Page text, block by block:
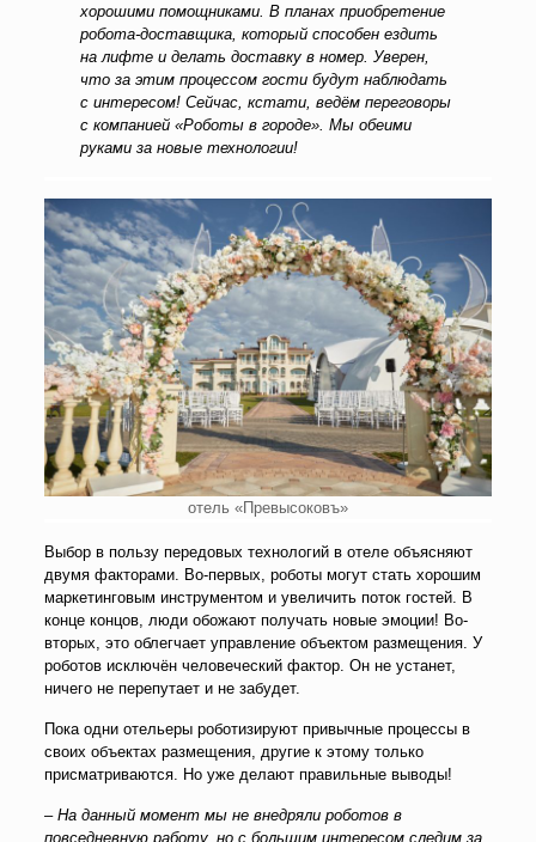
хорошими помощниками. В планах приобретение
робота-доставщика, который способен ездить
на лифте и делать доставку в номер. Уверен,
что за этим процессом гости будут наблюдать
с интересом! Сейчас, кстати, ведём переговоры
с компанией «Роботы в городе». Мы обеими
руками за новые технологии!
отель «Превысоковъ»
Выбор в пользу передовых технологий в отеле объясняют
двумя факторами. Во-первых, роботы могут стать хорошим
маркетинговым инструментом и увеличить поток гостей. В
конце концов, люди обожают получать новые эмоции! Во-
вторых, это облегчает управление объектом размещения. У
роботов исключён человеческий фактор. Он не устанет,
ничего не перепутает и не забудет.
Пока одни отельеры роботизируют привычные процессы в
своих объектах размещения, другие к этому только
присматриваются. Но уже делают правильные выводы!
– На данный момент мы не внедряли роботов в
повседневную работу, но с большим интересом следим за